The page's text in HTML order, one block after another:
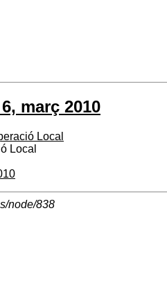
març 2010
Local
Local
node/838